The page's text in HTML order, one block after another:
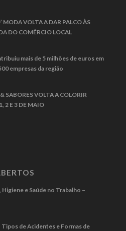
MODA VOLTA A DAR PALCO ÀS
DO COMÉRCIO LOCAL
mais de 5 milhões de euros em
empresas da região
SABORES VOLTA A COLORIR
2 E 3 DE MAIO
e Saúde no Trabalho –
de Acidentes e Formas de